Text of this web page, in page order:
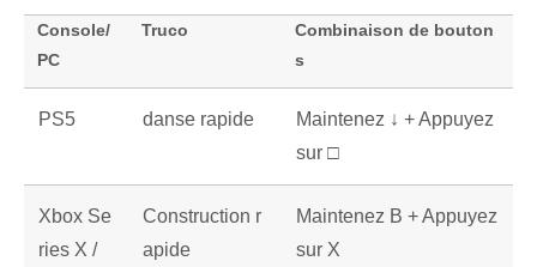
Console/
PC
Truco
Combinaison de bouton
s
PS5 danse rapide
Maintenez ↓ + Appuyez
sur □
Xbox Se
ries X /
Construction r
apide
Maintenez B​ + Appuyez
sur‌ X